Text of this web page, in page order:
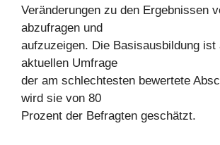
Veränderungen zu den Ergebnissen
abzufragen und
aufzuzeigen. Die Basisausbildung ist
aktuellen Umfrage
der am schlechtesten bewertete
wird sie von 80
Prozent der Befragten geschätzt.